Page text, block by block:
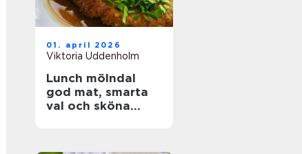
01. april 2026
Viktoria Uddenholm
Lunch mölndal
god mat, smarta
val och sköna